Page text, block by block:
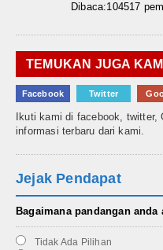
Dibaca:104517
TEMUKAN JUGA
Facebook Twitter
Ikuti kami di facebook, twitter,
informasi terbaru dari kami.
Jejak Pendapat
Bagaimana pandangan anda
Tidak Ada Pilihan